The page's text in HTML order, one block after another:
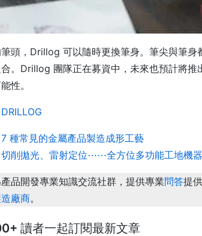
頭，Drillog 可以隨時更換筆身。筆尖與筆
。Drillog 團隊正在募資中，未來也預計將
性。
DRILLOG
7 種常見的金屬產品製造成形工藝
削拋光、雷射定位⋯⋯全方位多功能工地機
品開發專業知識交流社群，提供專業問答提
廠商。
讀者一起訂閱最新文章